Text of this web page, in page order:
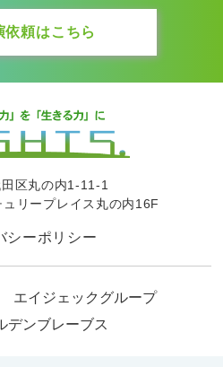
依頼はこちら
区丸の内1-11-1
リープレイス丸の内16F
シーポリシー
エイジェックグループ
デンブレーブス